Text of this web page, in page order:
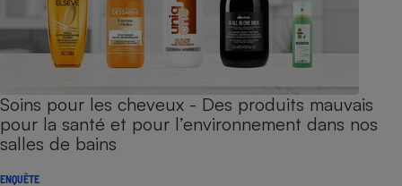
Soins pour les cheveux - Des produits mauvais
pour la santé et pour l’environnement dans nos
salles de bains
ENQUÊTE